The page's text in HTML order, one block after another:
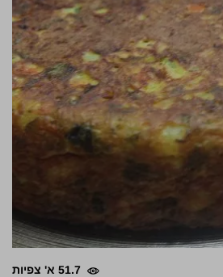
51.7 א' צפיות